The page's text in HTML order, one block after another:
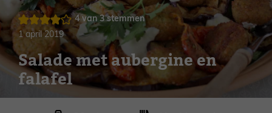
1 april 2019
4van 3stemmen
Salade met aubergine en
falafel